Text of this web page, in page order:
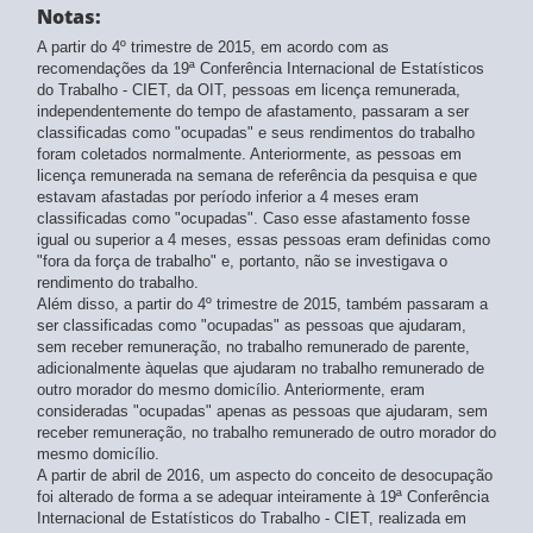
1º trimestre 2016- atualizado em 15/08/2025
4º trimestre 2015- atualizado em 15/08/2025
3º trimestre 2015 - atualizado em 15/08/2025
2º trimestre 2015 - atualizado em 15/08/2025
1º trimestre 2015- atualizado em 15/08/2025
4º trimestre 2014- atualizado em 15/08/2025
3º trimestre 2014- atualizado em 15/08/2025
2º trimestre 2014 - atualizado em 15/08/2025
1º trimestre 2014 - atualizado em 15/08/2025
4º trimestre 2013
3º trimestre 2013- atualizado em 15/08/2025
2º trimestre 2013- atualizado em 15/08/2025
1º trimestre 2013- atualizado em 15/08/2025
1º trimestre 2018
4º trimestre 2017- atualizado em 15/08/2025
3º trimestre 2017- atualizado em 15/08/2025
2º trimestre 2017- atualizado em 15/08/2025
1º trimestre 2017- atualizado em 15/08/2025
4º trimestre 2016 - atualizado em 15/08/2025
3º trimestre 2016- atualizado em 15/08/2025
2º trimestre 2016- atualizado em 15/08/2025
Notas:
A partir do 4º trimestre de 2015, em acordo com as
recomendações da 19ª Conferência Internacional de Estatísticos
do Trabalho - CIET, da OIT, pessoas em licença remunerada,
independentemente do tempo de afastamento, passaram a ser
classificadas como "ocupadas" e seus rendimentos do trabalho
foram coletados normalmente. Anteriormente, as pessoas em
licença remunerada na semana de referência da pesquisa e que
estavam afastadas por período inferior a 4 meses eram
classificadas como "ocupadas". Caso esse afastamento fosse
igual ou superior a 4 meses, essas pessoas eram definidas como
"fora da força de trabalho" e, portanto, não se investigava o
rendimento do trabalho.
Além disso, a partir do 4º trimestre de 2015, também passaram a
ser classificadas como "ocupadas" as pessoas que ajudaram,
sem receber remuneração, no trabalho remunerado de parente,
adicionalmente àquelas que ajudaram no trabalho remunerado de
outro morador do mesmo domicílio. Anteriormente, eram
consideradas "ocupadas" apenas as pessoas que ajudaram, sem
receber remuneração, no trabalho remunerado de outro morador do
mesmo domicílio.
A partir de abril de 2016, um aspecto do conceito de desocupação
foi alterado de forma a se adequar inteiramente à 19ª Conferência
Internacional de Estatísticos do Trabalho - CIET, realizada em